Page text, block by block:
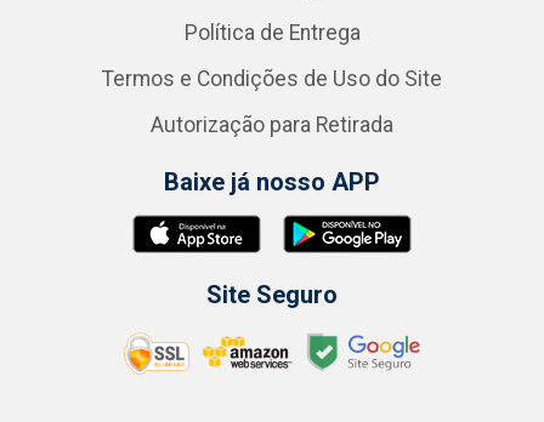
Política de Entrega
Termos e Condições de Uso do Site
Autorização para Retirada
Baixe já nosso APP
Site Seguro